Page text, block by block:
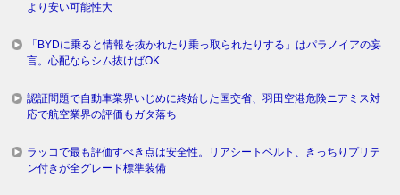
より安い可能性大
「BYDに乗ると情報を抜かれたり乗っ取られたりする」はパラノイアの妄
言。心配ならシム抜けばOK
認証問題で自動車業界いじめに終始した国交省、羽田空港危険ニアミス対
応で航空業界の評価もガタ落ち
ラッコで最も評価すべき点は安全性。リアシートベルト、きっちりプリテ
ン付きが全グレード標準装備